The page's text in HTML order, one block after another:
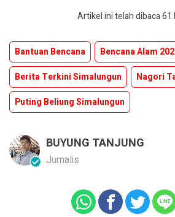
Artikel ini telah dibaca 61
Bantuan Bencana
Bencana Alam
Berita Terkini Simalungun
Nagori
Puting Beliung Simalungun
BUYUNG TANJUNG
Jurnalis